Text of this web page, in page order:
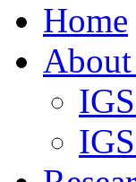
Home
About